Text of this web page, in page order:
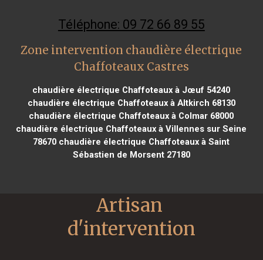
Téléphone: 09 72 66 89 55
Zone intervention chaudière électrique
Chaffoteaux Castres
chaudière électrique Chaffoteaux à Jœuf 54240
chaudière électrique Chaffoteaux à Altkirch 68130
chaudière électrique Chaffoteaux à Colmar 68000
chaudière électrique Chaffoteaux à Villennes sur Seine
78670 chaudière électrique Chaffoteaux à Saint
Sébastien de Morsent 27180
Artisan
d'intervention